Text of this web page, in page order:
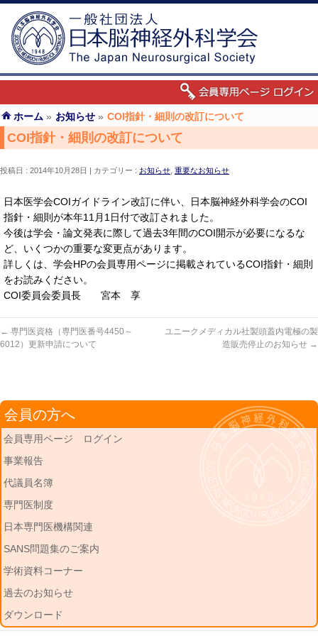
ホーム » お知らせ » COI指針・細則の改訂について
COI指針・細則の改訂について
投稿日 : 2014年10月28日 カテゴリー : お知らせ 重要なお知らせ
日本医学会COIガイドライン改訂に伴い、日本脳神経外科学会のCOI
指針・細則が本年11月1日付で改訂されました。
今後は学会・論文発表に際して過去3年間のCOI開示が必要になるな
ど、いくつかの重要な変更点があります。
詳しくは、学会HPの会員専用ページに掲載されているCOI指針・細則
をお読みください。
COI委員会委員長 宮本 享
← 専門医資格（専門医番号4450～
6012）更新申請について
ユニークメディカル社製頭蓋内電極の製
造販売停止のお知らせ →
会員の方へ
会員専用ページ ログイン
事業報告
代議員名簿
専門医制度
日本専門医機構関連
SANS問題集のご案内
学術資料コーナー
過去のお知らせ
ダウンロード